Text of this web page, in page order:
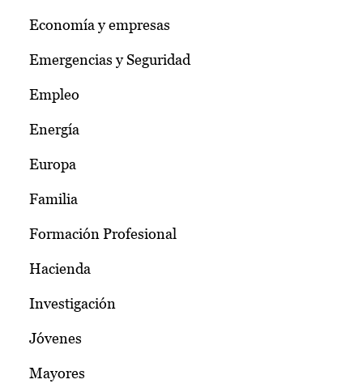
Economía y empresas
Emergencias y Seguridad
Empleo
Energía
Europa
Familia
Formación Profesional
Hacienda
Investigación
Jóvenes
Mayores